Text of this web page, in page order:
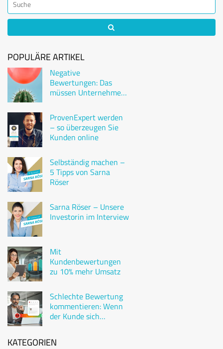
POPULÄRE ARTIKEL
Negative
Bewertungen: Das
müssen Unternehmen
ProvenExpert werden
– so überzeugen Sie
Kunden online
Selbständig machen –
5 Tipps von Sarna
Röser
Sarna Röser – Unsere
Investorin im Interview
Mit
Kundenbewertungen
zu 10% mehr Umsatz
Schlechte Bewertung
kommentieren: Wenn
der Kunde sich
KATEGORIEN